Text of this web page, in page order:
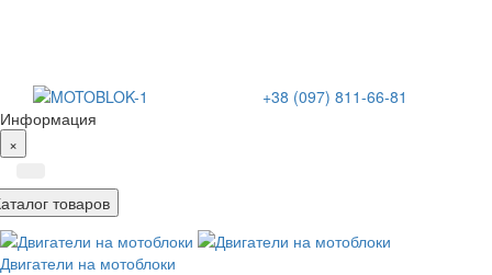
+38 (097) 811-66-81
Информация
×
товаров
Двигатели на мотоблоки